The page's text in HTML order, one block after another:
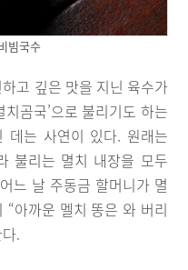
빔국수
고 깊은 맛을 지닌 육수가
곰국’으로 불리기도 하는
데는 사연이 있다. 원래는
불리는 멸치 내장을 모두
느 날 주동금 할머니가 멸
아까운 멜치 똥은 와 버리
.